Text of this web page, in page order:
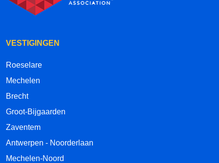
VESTIGINGEN
Roeselare
Mechelen
Brecht
Groot-Bijgaarden
Zaventem
Antwerpen - Noorderlaan
Mechelen-Noord